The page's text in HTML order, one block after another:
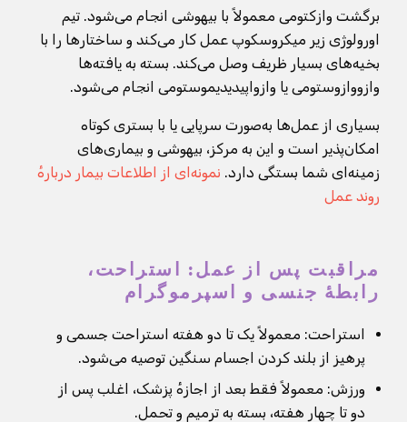
برگشت وازکتومی معمولاً با بیهوشی انجام می‌شود. تیم
اورولوژی زیر میکروسکوپ عمل کار می‌کند و ساختارها را با
بخیه‌های بسیار ظریف وصل می‌کند. بسته به یافته‌ها
وازووازوستومی یا وازواپیدیدیموستومی انجام می‌شود.
بسیاری از عمل‌ها به‌صورت سرپایی یا با بستری کوتاه
امکان‌پذیر است و این به مرکز، بیهوشی و بیماری‌های
زمینه‌ای شما بستگی دارد. نمونه‌ای از اطلاعات بیمار دربارهٔ
روند عمل
مراقبت پس از عمل: استراحت،
رابطهٔ جنسی و اسپرموگرام
استراحت: معمولاً یک تا دو هفته استراحت جسمی و
پرهیز از بلند کردن اجسام سنگین توصیه می‌شود.
ورزش: معمولاً فقط بعد از اجازهٔ پزشک، اغلب پس از
دو تا چهار هفته، بسته به ترمیم و تحمل.